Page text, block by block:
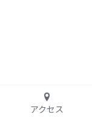
アクセス